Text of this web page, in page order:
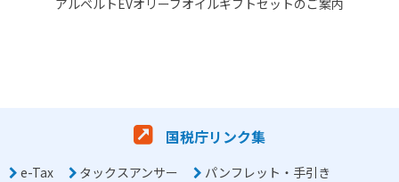
アルベルトEVオリーブオイルギフトセットのご案内
国税庁リンク集
e-Tax タックスアンサー
パンフレット・手引き